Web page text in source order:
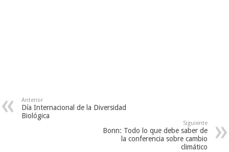
Anterior
Día Internacional de la Diversidad
Biológica
Siguiente
Bonn: Todo lo que debe saber de
la conferencia sobre cambio
climático